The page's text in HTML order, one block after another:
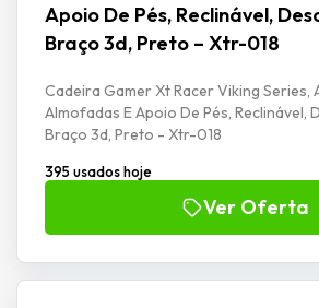
Apoio De Pés, Reclinável,
Braço 3d, Preto – Xtr-018
Cadeira Gamer Xt Racer Viking Series,
Almofadas E Apoio De Pés, Reclinável,
Braço 3d, Preto - Xtr-018
395 usados hoje
Ver Oferta